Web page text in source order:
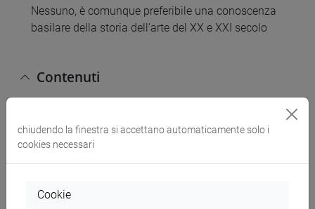
Nessuno, è comunque preferibile una conoscenza
basilare della storia dell’arte del XX e XXI secolo
Contenuti
dell’arte contemporanea in prospettiva storica e in
un arco cronologico compreso tra l'inizio e la
chiudendo la finestra si accettano automaticamente solo i
cookies necessari
Cookie